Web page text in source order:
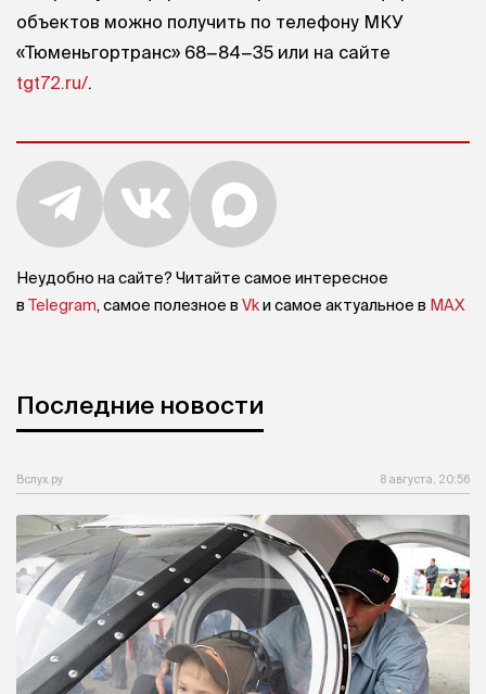
объектов можно получить по телефону МКУ
«Тюменьгортранс» 68−84−35 или на сайте
tgt72.ru/.
Неудобно на сайте? Читайте самое интересное
в Telegram, самое полезное в Vkи самое актуальное в MAX
Последние новости
Вслух.ру 8 августа, 20:56